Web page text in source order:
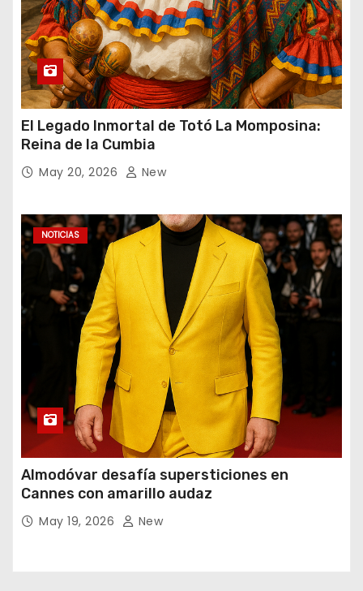
El Legado Inmortal de Totó La Momposina:
Reina de la Cumbia
May 20, 2026 New
NOTICIAS
Almodóvar desafía supersticiones en
Cannes con amarillo audaz
May 19, 2026 New